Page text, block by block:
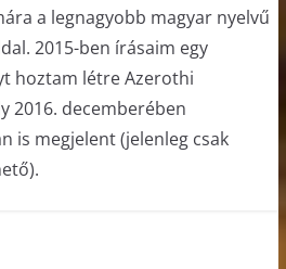
a legnagyobb magyar nyelvű
2015-ben írásaim egy
hoztam létre Azerothi
2016. decemberében
is megjelent (jelenleg csak